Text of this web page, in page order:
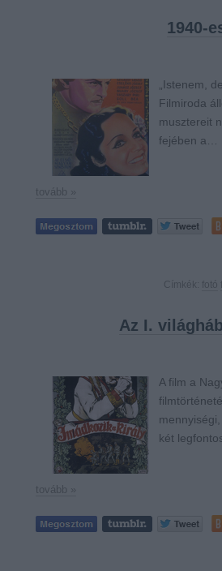
1940-
„Istenem,
Filmiroda
musztereit
fejében a…
tovább »
Címkék: fotó
Az I.
A film a
két
tovább »